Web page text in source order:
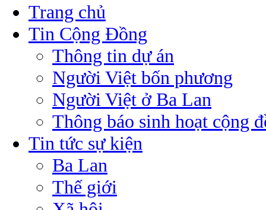
Trang chủ
Tin Cộng Đồng
Thông tin dự án
Người Việt bốn phương
Người Việt ở Ba Lan
Thông báo sinh hoạt cộng
Tin tức sự kiện
Ba Lan
Thế giới